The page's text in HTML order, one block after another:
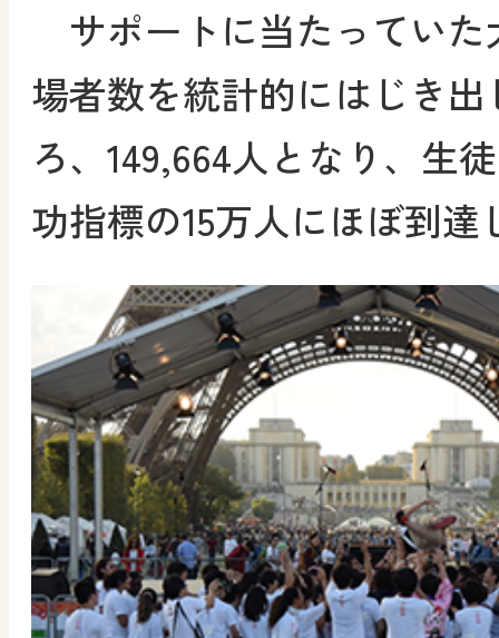
サポートに当たっていた
場者数を統計的にはじき
ろ、149,664人となり、生
功指標の15万人にほぼ到達